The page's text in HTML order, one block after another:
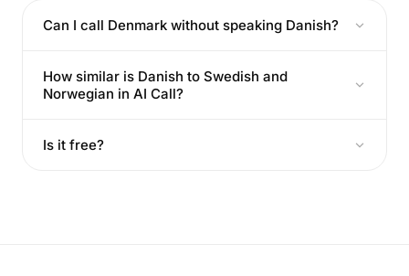
Can I call Denmark without speaking Danish?
How similar is Danish to Swedish and
Norwegian in AI Call?
Is it free?